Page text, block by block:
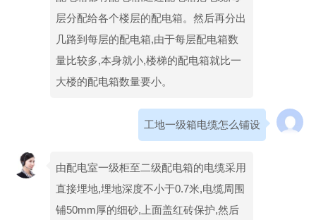
层分配给各个楼层的配电箱。然后再分出
几路到每层的配电箱,由于每层配电箱数
量比较多,本身就小,楼梯的配电箱就比一
大楼的配电箱数量要小。
工地一级箱电缆怎么铺设
由配电室一级柜至二级配电箱的电缆采用
直接埋地,埋地深度不小于0.7米,电缆周围
铺50mm厚的细砂,上面盖红砖保护,然后